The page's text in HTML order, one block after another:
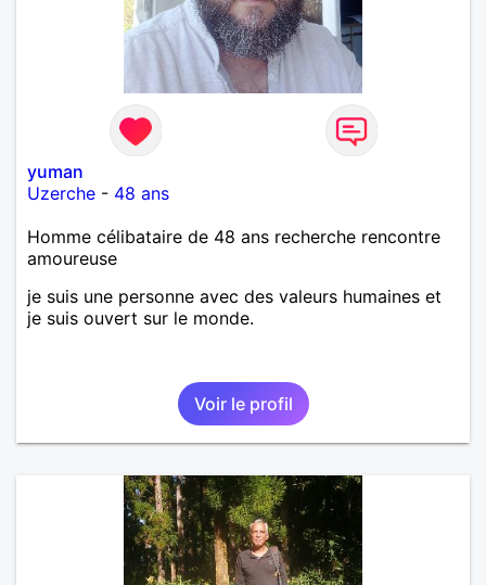
yuman
Uzerche - 48 ans
Homme célibataire de 48 ans recherche rencontre
amoureuse
je suis une personne avec des valeurs humaines et
je suis ouvert sur le monde.
Voir le profil